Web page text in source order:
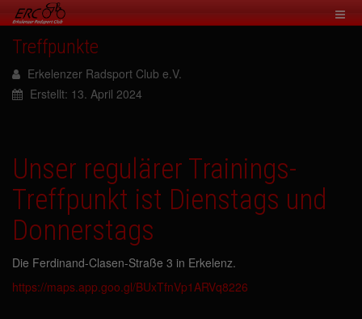
Treffpunkte
Erkelenzer Radsport Club e.V.
Erstellt: 13. April 2024
Unser regulärer Trainings-
Treffpunkt ist Dienstags und
Donnerstags
Die Ferdinand-Clasen-Straße 3 in Erkelenz.
https://maps.app.goo.gl/BUxTfnVp1ARVq8226